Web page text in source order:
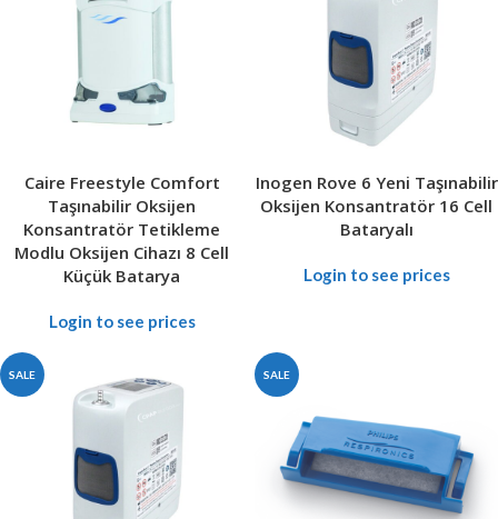
Caire Freestyle Comfort
Taşınabilir Oksijen
Konsantratör Tetikleme
Modlu Oksijen Cihazı 8 Cell
Küçük Batarya
Login to see prices
Inogen Rove 6 Yeni Taşınabilir
Oksijen Konsantratör 16 Cell
Bataryalı
Login to see prices
SALE SALE